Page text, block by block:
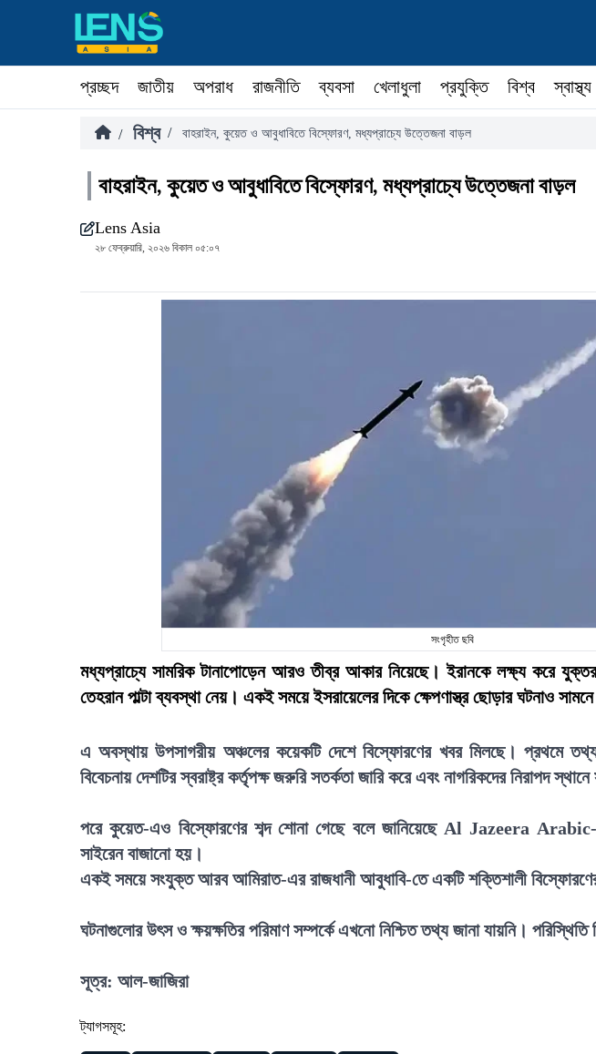
প্রচ্ছদ জাতীয় অপরাধ রাজনীতি ব্যবসা খেলাধুলা প্রযুক্তি বিশ্ব স্বাস্থ্য
/ বিশ্ব / বাহরাইন, কুয়েত ও আবুধাবিতে বিস্ফোরণ, মধ্যপ্রাচ্যে উত্তেজনা বাড়ল
বাহরাইন, কুয়েত ও আবুধাবিতে বিস্ফোরণ, মধ্যপ্রাচ্যে উত্তেজনা বাড়ল
Lens Asia
২৮ ফেব্রুয়ারি, ২০২৬ বিকাল ০৫:০৭
সংগৃহীত ছবি
মধ্যপ্রাচ্যে সামরিক টানাপোড়েন আরও তীব্র আকার নিয়েছে। ইরানকে লক্ষ্য করে
তেহরান পাল্টা ব্যবস্থা নেয়। একই সময়ে ইসরায়েলের দিকে ক্ষেপণাস্ত্র ছোড়ার ঘটনাও
এ অবস্থায় উপসাগরীয় অঞ্চলের কয়েকটি দেশে বিস্ফোরণের খবর মিলছে। প্রথমে
বিবেচনায় দেশটির স্বরাষ্ট্র কর্তৃপক্ষ জরুরি সতর্কতা জারি করে এবং নাগরিকদের নিরাপদ
পরে কুয়েত-এও বিস্ফোরণের শব্দ শোনা গেছে বলে জানিয়েছে Al Jazeera Arabic-
সাইরেন বাজানো হয়।
একই সময়ে সংযুক্ত আরব আমিরাত-এর রাজধানী আবুধাবি-তে একটি শক্তিশালী
ঘটনাগুলোর উৎস ও ক্ষয়ক্ষতির পরিমাণ সম্পর্কে এখনো নিশ্চিত তথ্য জানা যায়নি। পরিস্থিতি
সূত্র: আল-জাজিরা
ট্যাগসমূহ: